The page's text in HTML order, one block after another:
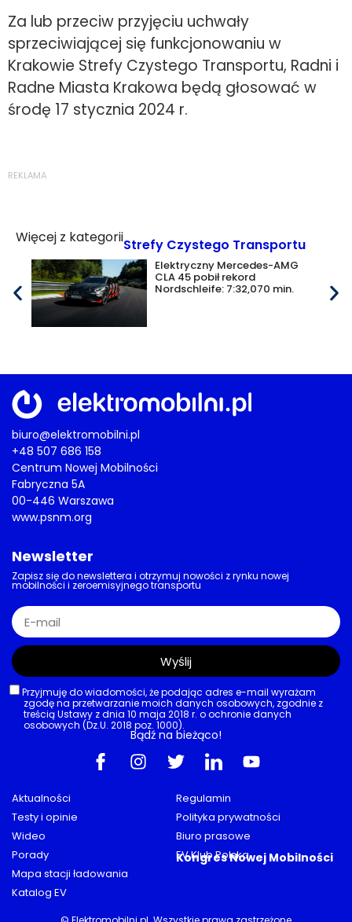
Za lub przeciw przyjęciu uchwały
sprzeciwiającej się funkcjonowaniu w
Krakowie Strefy Czystego Transportu, Radni i
Radne Miasta Krakowa będą głosować w
środę 17 stycznia 2024 r.
REKLAMA
Więcej z kategoriiStrefy Czystego Transportu
Elektryczny Mercedes-AMG
CLA 45 pobił rekord
Nordschleife: 7:32,070 min.
biuro@elektromobilni.pl
+48 507 686 158
Centrum Nowej Mobilności
Fabryczna 5A
00-446 Warszawa
www.psnm.org
Aktualności
Testy i opinie
Wideo
Porady
Mapa stacji ładowania
Katalog EV
Regulamin
Polityka prywatności
Biuro prasowe
EV Klub Polska
Kongres Nowej Mobilności
Newsletter
Zapisz się do newslettera i otrzymuj nowości z rynku nowej
mobilności i zeroemisyjnego transportu
Przyjmuję do wiadomości, że podając adres e-mail wyrażam
zgodę na przetwarzanie moich danych osobowych, zgodnie z
treścią Ustawy z dnia 10 maja 2018 r. o ochronie danych
osobowych (Dz.U. 2018 poz. 1000).
Wyślij
Bądź na bieżąco!